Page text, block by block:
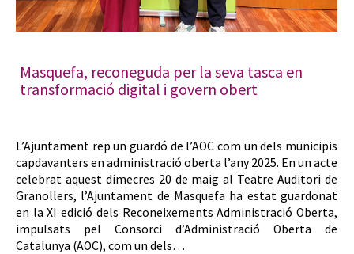
Masquefa, reconeguda per la seva tasca en
transformació digital i govern obert
L’Ajuntament rep un guardó de l’AOC com un dels municipis
capdavanters en administració oberta l’any 2025. En un acte
celebrat aquest dimecres 20 de maig al Teatre Auditori de
Granollers, l’Ajuntament de Masquefa ha estat guardonat
en la XI edició dels Reconeixements Administració Oberta,
impulsats pel Consorci d’Administració Oberta de
Catalunya (AOC), com un dels…